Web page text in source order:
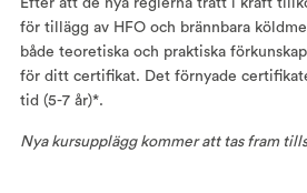
Efter att de nya reglerna trätt i kraft
för tillägg av HFO och brännbara
både teoretiska och praktiska
för ditt certifikat. Det förnyade
tid (5-7 år)*.
Nya kursupplägg kommer att tas fram